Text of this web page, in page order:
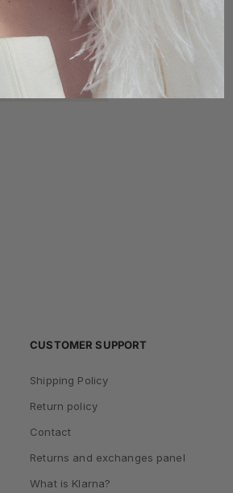
CUSTOMER SUPPORT
Shipping Policy
Return policy
Contact
Returns and exchanges panel
What is Klarna?